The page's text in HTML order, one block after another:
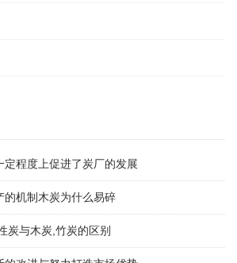
定程度上促进了炭厂的发展
的机制木炭为什么易碎
炭与木炭,竹炭的区别